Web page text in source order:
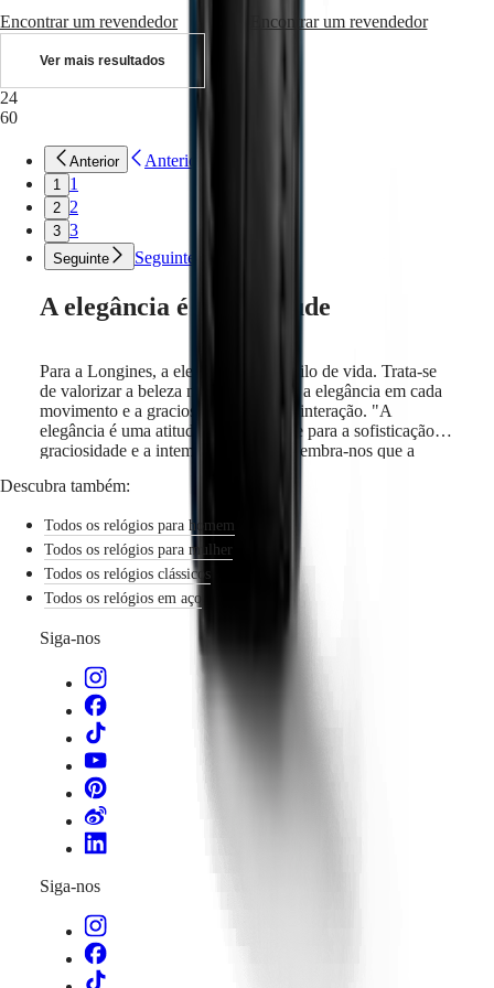
personalidades
Desporto
e
parcerias
relojoeiro
Notícias
e
histórias
Trabalhe
connosco
Relógios
homem
senhora
Todos
relógios
Encontrar um revendedor Encontrar um revendedor
Ver mais resultados
24
60
Anterior Anterior
1 1
2 2
3 3
Seguinte Seguinte
A elegância é uma atitude
Para a Longines, a elegância é um estilo de vida. Trata-se
de valorizar a beleza na simplicidade, a elegância em cada
movimento e a graciosidade em cada interação. "A
elegância é uma atitude" é um convite para a sofisticação, a
graciosidade e a intemporalidade. Relembra-nos que a
através de cada gesto e escolha que tomamos. A Longines
refletem este espírito. A cada ciclista, um relógio Longines
dita um conto de elegância.
Descubra também:
Todos os relógios para homem
Todos os relógios para mulher
Todos os relógios clássicos
Todos os relógios em aço
Siga-nos
Siga-nos